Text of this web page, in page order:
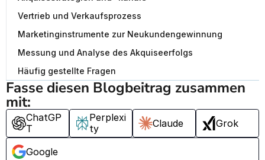
Vertrieb und Verkaufsprozess
Marketinginstrumente zur Neukundengewinnung
Messung und Analyse des Akquiseerfolgs
Häufig gestellte Fragen
Fasse diesen Blogbeitrag zusammen
mit:
ChatGP
T
Perplexi
ty
Claude Grok
Google